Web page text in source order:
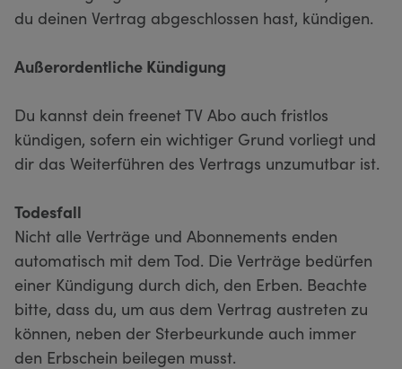
du deinen Vertrag abgeschlossen hast, kündigen.
Außerordentliche Kündigung
Du kannst dein freenet TV Abo auch fristlos
kündigen, sofern ein wichtiger Grund vorliegt und
dir das Weiterführen des Vertrags unzumutbar ist.
Todesfall
Nicht alle Verträge und Abonnements enden
automatisch mit dem Tod. Die Verträge bedürfen
einer Kündigung durch dich, den Erben. Beachte
bitte, dass du, um aus dem Vertrag austreten zu
können, neben der Sterbeurkunde auch immer
den Erbschein beilegen musst.